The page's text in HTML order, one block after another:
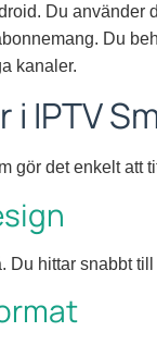
Du
Du
kanaler.
IPTV
gör det enkelt att
Du hittar snabbt